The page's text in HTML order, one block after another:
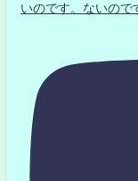
いのです。ないので